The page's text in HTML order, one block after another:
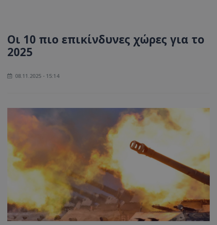
Οι 10 πιο επικίνδυνες χώρες για το
2025
08.11.2025 - 15:14